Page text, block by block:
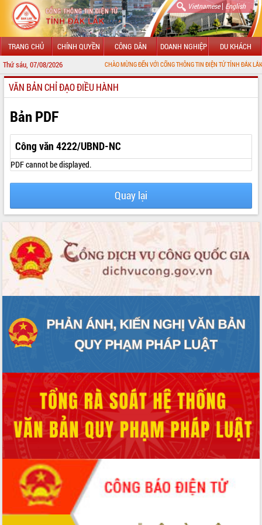
Vietnamese| English
TRANG CHỦ CHÍNH QUYỀN CÔNG DÂN DOANH NGHIỆP DU KHÁCH
Thứ sáu, 07/08/2026 CHÀO MỪNG ĐẾN VỚI CỔNG THÔNG TIN ĐIỆN TỬ TỈNH ĐẮK LẮK
GIỚI THIỆU
LÃNH ĐẠO UBND TỈNH
TIN TỨC SỰ KIỆN
SỞ, BAN, NGÀNH
UBND CÁC XÃ, PHƯỜNG
THÔNG TIN CHỈ ĐẠO ĐIỀU HÀNH
VĂN BẢN HĐND TỈNH
ĐIỂM TIN VĂN BẢN
VĂN BẢN CHỈ ĐẠO ĐIỀU HÀNH
Bản PDF
Công văn 4222/UBND-NC
PDF cannot be displayed.
Quay lại